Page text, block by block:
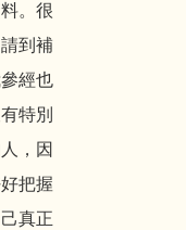
。很
到補
經也
特別
，因
把握
真正